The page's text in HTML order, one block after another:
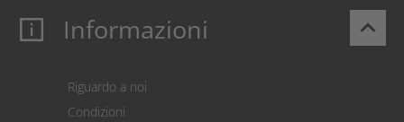
Il mio account
Pagamento
keyboard_arrow_up
Informazioni
Riguardo a noi
Condizioni